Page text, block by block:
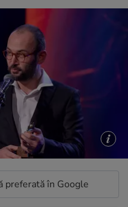
preferată în Google